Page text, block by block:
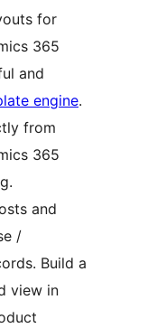
for
365
and
engine.
from
365
and
/
Build a
view in